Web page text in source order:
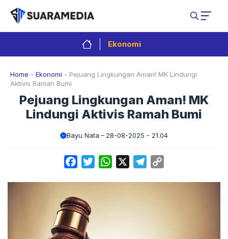
Langsung
isi
Ekonomi
Home - Ekonomi - Pejuang Lingkungan Aman! MK Lindungi
Aktivis Ramah Bumi
Pejuang Lingkungan Aman! MK
Lindungi Aktivis Ramah Bumi
Bayu Nata 28-08-2025 - 21.04
FacebookTwitterWhatsApp Telegram